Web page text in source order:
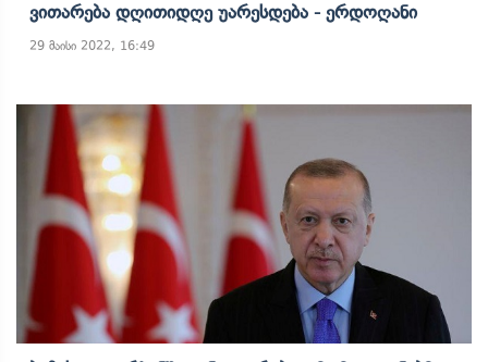
Ვითარება Დღითიდღე Უარესდება - Ერდოღანი
29 მაისი 2022, 16:49